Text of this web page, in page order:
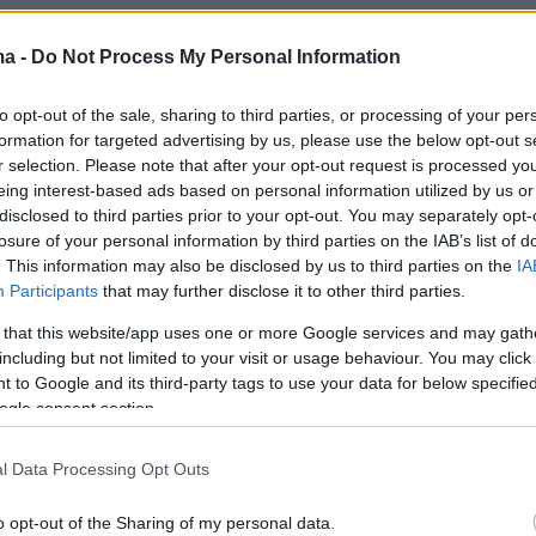
- Do Not Process My Personal Information
opt-out of the sale, sharing to third parties, or processing of your
for targeted advertising by us, please use the below opt-out
selection. Please note that after your opt-out request is processed
interest-based ads based on personal information utilized by us
to third parties prior to your opt-out. You may separately
of your personal information by third parties on the IAB’s list of
This information may also be disclosed by us to third parties on the
Participants that may further disclose it to other third parties.
that this website/app uses one or more Google services and may
but not limited to your visit or usage behaviour. You may
to Google and its third-party tags to use your data for below
consent section.
Data Processing Opt Outs
opt-out of the Sharing of my personal data.
επικίνδυνη περίπτωση και απορώ πώς είναι
ούτε παραβίαση, ούτε παράβαση έκανα,
μπορούσα να κάνω γιατί υπήρχε δρόμος
υπήρχαν περαστικοί, και όπως βλέπετε και
περνάνε διπλής κατεύθυνσης αυτοκίνητα.
κάνω όπισθεν, ο άνθρωπος ήρθε και
μπροστά μου. Μάρσαρε για να.... Και εγώ
να πάω... Εγώ είχα δεξιά χώρο, του έλεγα
δεξιά χώρο να μπω εκεί που είναι τα
αυτοκίνητα, για να περάσει δίπλα μου. Γιατί